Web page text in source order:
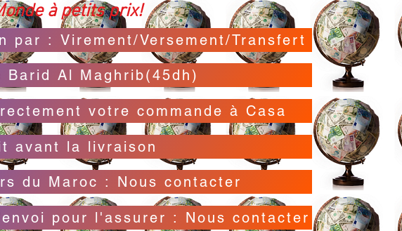
à petits prix!
par : Virement/Versement/Transfert
Barid Al Maghrib(45dh)
votre commande à Casa
avant la livraison
du Maroc : Nous contacter
Possibilité de déclarer la valeur de l'envoi pour l'assurer : Nous contacter